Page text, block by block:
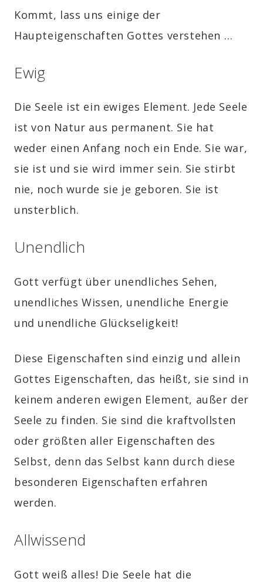
Kommt, lass uns einige der
Haupteigenschaften Gottes verstehen …
Ewig
Die Seele ist ein ewiges Element. Jede Seele
ist von Natur aus permanent. Sie hat
weder einen Anfang noch ein Ende. Sie war,
sie ist und sie wird immer sein. Sie stirbt
nie, noch wurde sie je geboren. Sie ist
unsterblich.
Unendlich
Gott verfügt über unendliches Sehen,
unendliches Wissen, unendliche Energie
und unendliche Glückseligkeit!
Diese Eigenschaften sind einzig und allein
Gottes Eigenschaften, das heißt, sie sind in
keinem anderen ewigen Element, außer der
Seele zu finden. Sie sind die kraftvollsten
oder größten aller Eigenschaften des
Selbst, denn das Selbst kann durch diese
besonderen Eigenschaften erfahren
werden.
Allwissend
Gott weiß alles! Die Seele hat die